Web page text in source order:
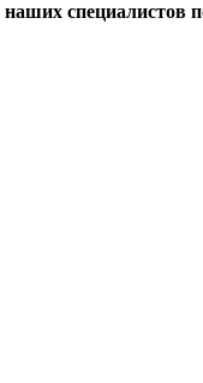
специалистов